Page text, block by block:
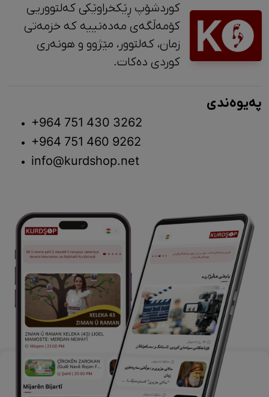
کوردشۆپ ڕێکخراوێکی کەلتووریی
کۆمەڵگەی مەدەنییە کە خزمەتی
زمان، کەلتوور، مێژوو و ‎هونەری
کوردی دەکات.
پەیوەندی
+964 751 430 3262
+964 751 460 9262
info@kurdshop.net